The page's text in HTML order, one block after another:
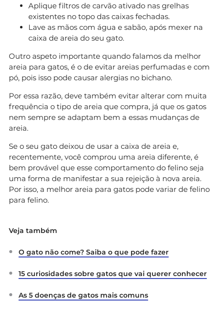
Aplique filtros de carvão ativado nas grelhas
existentes no topo das caixas fechadas.
Lave as mãos com água e sabão, após mexer na
caixa de areia do seu gato.
Outro aspeto importante quando falamos da melhor
areia para gatos, é o de evitar areias perfumadas e com
pó, pois isso pode causar alergias no bichano.
Por essa razão, deve também evitar alterar com muita
frequência o tipo de areia que compra, já que os gatos
nem sempre se adaptam bem a essas mudanças de
areia.
Se o seu gato deixou de usar a caixa de areia e,
recentemente, você comprou uma areia diferente, é
bem provável que esse comportamento do felino seja
uma forma de manifestar a sua rejeição à nova areia.
Por isso, a melhor areia para gatos pode variar de felino
para felino.
Veja também
O gato não come? Saiba o que pode fazer
15 curiosidades sobre gatos que vai querer conhecer
As 5 doenças de gatos mais comuns